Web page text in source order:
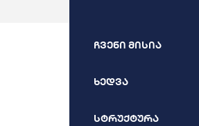
ჩვენი მისია
ხედვა
სტრუქტურა